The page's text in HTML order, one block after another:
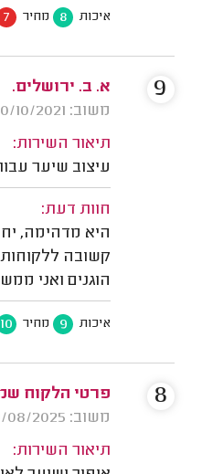
איכות 8 מחיר 7
א. ב. ירושלים.
משוב: 20/10/2021
תיאור השירות:
עיצוב שיער
חוות דעת:
היא מדהימה,
קשובה
הוגנים ואני
איכות 9 מחיר 10
9
פרטי הלקוח
משוב: 29/08/2025
תיאור השירות:
8